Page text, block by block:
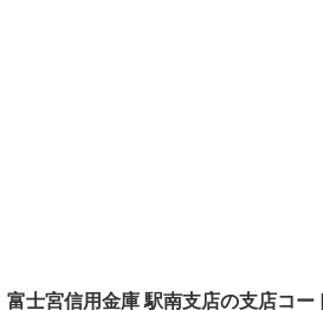
富士宮信用金庫 駅南支店の支店コー